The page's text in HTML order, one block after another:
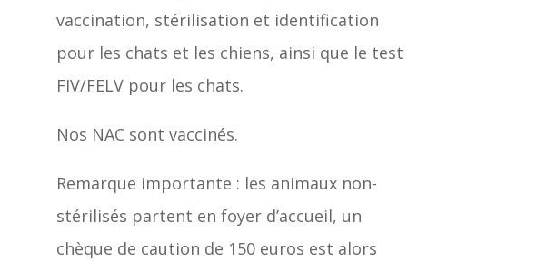
vaccination, stérilisation et identification
pour les chats et les chiens, ainsi que le test
FIV/FELV pour les chats.
Nos NAC sont vaccinés.
Remarque importante : les animaux non-
stérilisés partent en foyer d’accueil, un
chèque de caution de 150 euros est alors